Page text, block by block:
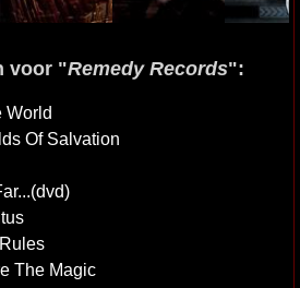
voor "Remedy Records":
World
Of Salvation
The Magic